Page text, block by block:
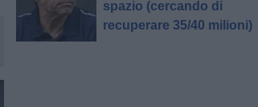
spazio (cercando di
recuperare 35/40 milioni)